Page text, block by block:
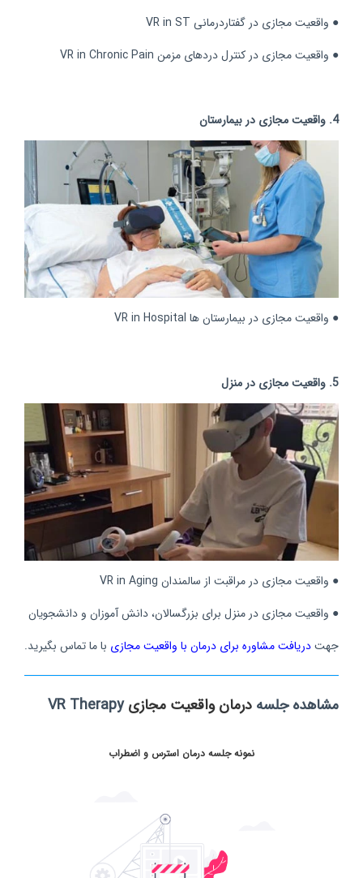
● واقعیت مجازی در گفتاردرمانی VR in ST
● واقعیت مجازی در کنترل دردهای مزمن VR in Chronic Pain
4. واقعیت مجازی در بیمارستان
● واقعیت مجازی در بیمارستان ها VR in Hospital
5. واقعیت مجازی در منزل
● واقعیت مجازی در مراقبت از سالمندان VR in Aging
● واقعیت مجازی در منزل برای بزرگسالان، دانش آموزان و دانشجویان
جهتدریافت مشاوره برای درمان با واقعیت مجازی با ما تماس بگیرید.
مشاهده جلسه درمان واقعیت مجازیVR Therapy
نمونه جلسه درمان استرس و اضطراب